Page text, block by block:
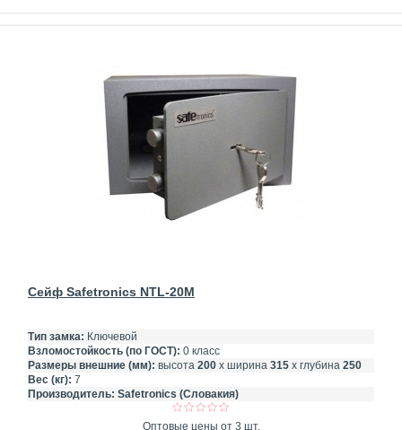
Сейф Safetronics NTL-20M
Тип замка: Ключевой
Взломостойкость (по ГОСТ): 0 класс
Размеры внешние (мм): высота 200 х ширина 315 х глубина 250
Вес (кг): 7
Производитель: Safetronics (Словакия)
Оптовые цены от 3 шт.